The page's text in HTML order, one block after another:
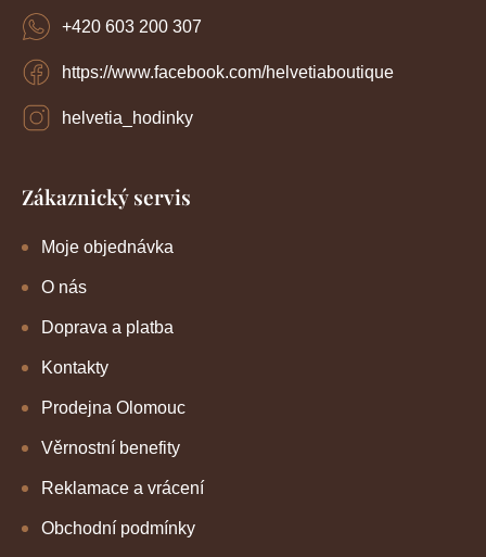
https://www.facebook.com/helvetiaboutique
helvetia_hodinky
+420 603 200 307
Zákaznický servis
Moje objednávka
O nás
Doprava a platba
Kontakty
Prodejna Olomouc
Věrnostní benefity
Reklamace a vrácení
Obchodní podmínky